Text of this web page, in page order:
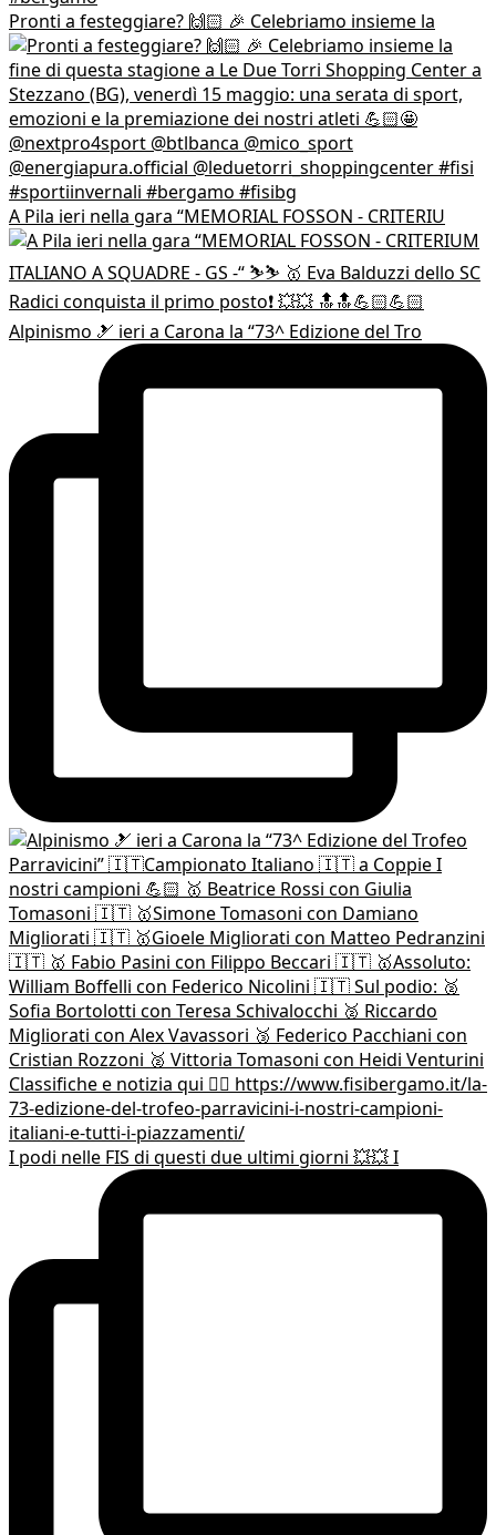
Pronti a festeggiare? 🙌🏻 🎉 Celebriamo insieme la
A Pila ieri nella gara “MEMORIAL FOSSON - CRITERIU
Alpinismo 🎿 ieri a Carona la “73^ Edizione del Tro
I podi nelle FIS di questi due ultimi giorni 💥💥 I